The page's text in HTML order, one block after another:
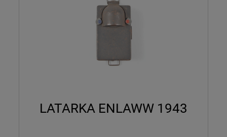
LATARKA ENLAWW 1943